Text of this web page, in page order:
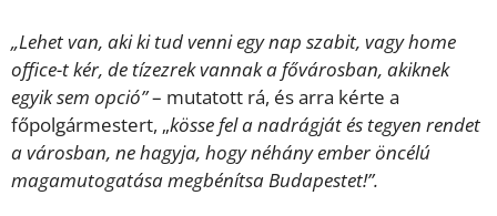
„Lehet van, aki ki tud venni egy nap szabit, vagy home
office-t kér, de tízezrek vannak a fővárosban, akiknek
egyik sem opció”– mutatott rá, és arra kérte a
főpolgármestert, „kösse fel a nadrágját és tegyen rendet
a városban, ne hagyja, hogy néhány ember öncélú
magamutogatása megbénítsa Budapestet!”.